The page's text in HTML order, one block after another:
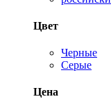
Цвет
Черные
Серые
Цена